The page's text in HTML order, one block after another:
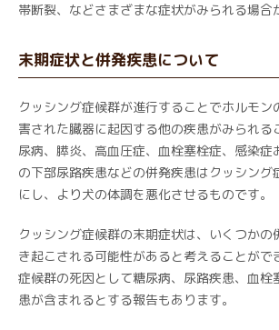
帯断裂、などさまざまな症状がみられる場合
末期症状と併発疾患について
クッシング症候群が進行することでホルモン
害された臓器に起因する他の疾患がみられる
尿病、膵炎、高血圧症、血栓塞栓症、感染症
の下部尿路疾患などの併発疾患はクッシング
にし、より犬の体調を悪化させるものです。
クッシング症候群の末期症状は、いくつかの
き起こされる可能性があると考えることがで
症候群の死因として糖尿病、尿路疾患、血栓
患が含まれるとする報告もあります。